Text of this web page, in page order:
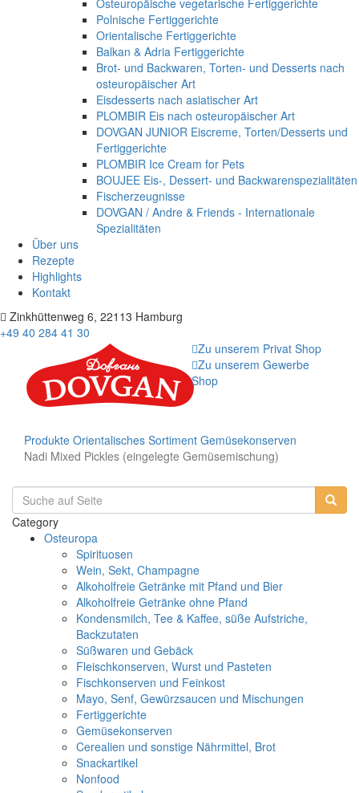
Osteuropäische vegetarische Fertiggerichte
Polnische Fertiggerichte
Orientalische Fertiggerichte
Balkan & Adria Fertiggerichte
Brot- und Backwaren, Torten- und Desserts nach
osteuropäischer Art
Eisdesserts nach asiatischer Art
PLOMBIR Eis nach osteuropäischer Art
DOVGAN JUNIOR Eiscreme, Torten/Desserts und
Fertiggerichte
PLOMBIR Ice Cream for Pets
BOUJEE Eis-, Dessert- und Backwarenspezialitäten
Fischerzeugnisse
DOVGAN / Andre & Friends - Internationale
Spezialitäten
Über uns
Rezepte
Highlights
Kontakt
Zinkhüttenweg 6, 22113 Hamburg
+49 40 284 41 30
Zu unserem Privat Shop
Zu unserem Gewerbe
Shop
Produkte Orientalisches Sortiment Gemüsekonserven
Nadi Mixed Pickles (eingelegte Gemüsemischung)
Category
Osteuropa
Spirituosen
Wein, Sekt, Champagne
Alkoholfreie Getränke mit Pfand und Bier
Alkoholfreie Getränke ohne Pfand
Kondensmilch, Tee & Kaffee, süße Aufstriche,
Backzutaten
Süßwaren und Gebäck
Fleischkonserven, Wurst und Pasteten
Fischkonserven und Feinkost
Mayo, Senf, Gewürzsaucen und Mischungen
Fertiggerichte
Gemüsekonserven
Cerealien und sonstige Nährmittel, Brot
Snackartikel
Nonfood